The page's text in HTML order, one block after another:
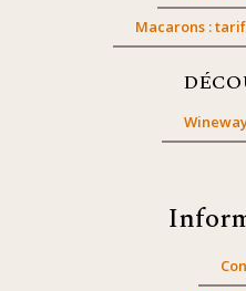
Macarons :